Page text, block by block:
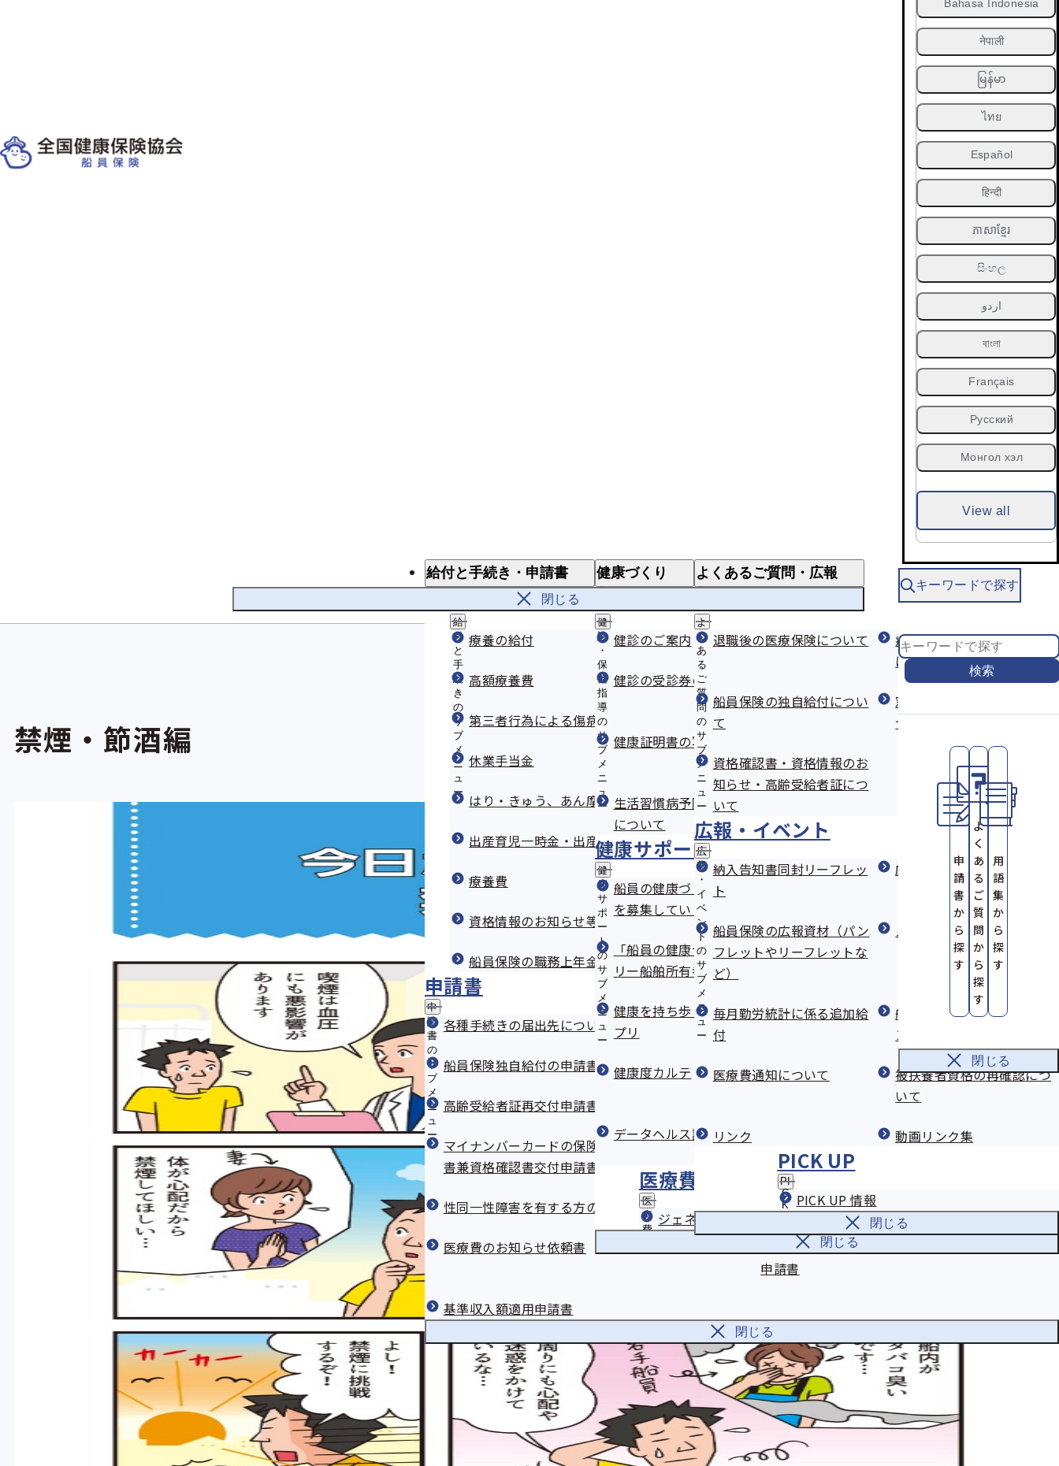
Bahasa Indonesia
नेपाली
မြန်မာ
ไทย
Español
हिन्दी
ភាសាខ្មែរ
සිංහල
اردو
বাংলা
Français
Русский
Монгол хэл
View all
給付と手続き・申請書
給付と手続き
給
付
と
手
続
き
の
サ
ブ
メ
ニ
ュ
ー
療養の給付 限度額適用認定証
高額療養費
第三者行為による傷病届 下船後3月の療養補償
休業手当金 整骨院・接骨院にかかるとき
はり・きゅう、あん摩・マッサージのかかり方
出産育児一時金・出産手当金 葬祭料・家族葬祭料
療養費 療養費（治療用装具）
資格情報のお知らせ等をなくしたとき その他の保険給付
船員保険の職務上年金
申請書
申
請
書
の
サ
ブ
メ
ニ
ュ
ー
各種手続きの届出先について 職務外疾病給付の申請書
船員保険独自給付の申請書 職務上年金の申請書
高齢受給者証再交付申請書
マイナンバーカードの保険証利用登録の解除申請
書兼資格確認書交付申請書
マイナンバー新規（変更）登録申出書
性同一性障害を有する方の性別・通称名の取扱い 旧姓併記の取扱い
医療費のお知らせ依頼書
資格確認書交付申請書・資格情報のお知らせ交付
申請書
基準収入額適用申請書
閉じる
健康づくり
健
診
・
保
健
指
導
の
サ
ブ
メ
ニ
ュ
ー
健診のご案内 特定保健指導のご案内
健診の受診券の送付について
特定保健指導の申し込みがインター
ネットでできるようになりました
健康証明書の写しをご提供ください
健診結果に応じたオーダーメイドの
情報提供
生活習慣病予防健診実施機関の募集
について
特定健康診査等実施計画
健康サポート
健
康
サ
ポ
ー
ト
の
サ
ブ
メ
ニ
ュ
ー
船員の健康づくり宣言のエントリー
を募集しています！
シンプルでかんたん！栄養レシピを
「船員の健康づくり宣言」エント
リー船舶所有者一覧
船員健康づくりサポーター大募集！
健康を持ち歩こう 船員保険健康ア
プリ
「オンライン禁煙プログラム」参加
者募集中！
健康度カルテ
ヘルスコンパス（船員のためのやさ
しい健康づくり）
データヘルス計画
船員保険事業（健康づくりの支援）
に関するアンケート
医療費の節約
医
療
費
節
ニ
ュ
ー
ジェネリック医薬品について
閉じる
よくあるご質問・広報
よ
く
あ
る
ご
質
問
の
サ
ブ
メ
ニ
ュ
ー
退職後の医療保険について
疾病任意継続の加入手続き
について
船員保険の独自給付につい
て
窓口・申請書の提出などに
ついて
資格確認書・資格情報のお
知らせ・高齢受給者証につ
いて
広報・イベント
広
報
・
イ
ベ
ン
ト
の
サ
ブ
メ
ニ
ュ
ー
納入告知書同封リーフレッ
ト
広報
船員保険の広報資材（パン
フレットやリーフレットな
ど）
メールマガジン
毎月勤労統計に係る追加給
付
船員保険部におけるマイナ
ンバーの取扱いについて
医療費通知について
被扶養者資格の再確認につ
いて
リンク 動画リンク集
PICK UP
PI
C
K
サ
ブ
PICK UP 情報
閉じる
閉じる
キーワードで探す
検索
申
請
書
か
ら
探
す
よ
く
あ
る
ご
質
問
か
ら
探
す
用
語
集
か
ら
探
す
閉じる
禁煙・節酒編